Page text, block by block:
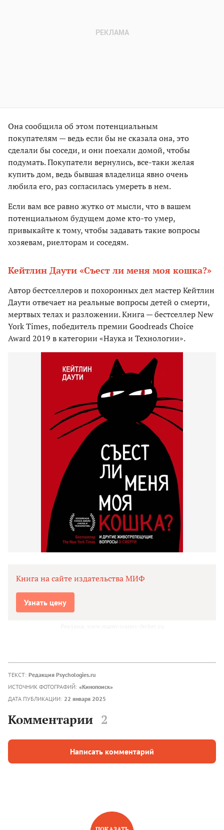
Она сообщила об этом потенциальным
покупателям — ведь если бы не сказала она, это
сделали бы соседи, и они поехали домой, чтобы
подумать. Покупатели вернулись, все-таки желая
купить дом, ведь бывшая владелица явно очень
любила его, раз согласилась умереть в нем.
Если вам все равно жутко от мысли, что в вашем
потенциальном будущем доме кто-то умер,
привыкайте к тому, чтобы задавать такие вопросы
хозяевам, риелторам и соседям.
Кейтлин Даути «Съест ли меня моя кошка?»
Автор бестселлеров и похоронных дел мастер Кейтлин
Даути отвечает на реальные вопросы детей о смерти,
мертвых телах и разложении. Книга — бестселлер New
York Times, победитель премии Goodreads Choice
Award 2019 в категории «Наука и Технологии».
Книга на сайте издательства МИФ
Узнать цену
ТЕКСТ: Редакция Psychologies.ru
ИСТОЧНИК ФОТОГРАФИЙ: «Кинопоиск»
ДАТА ПУБЛИКАЦИИ: 22 января 2025
Комментарии 2
Написать комментарий